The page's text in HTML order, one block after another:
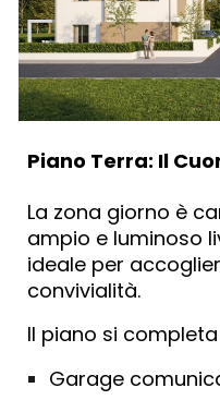
Piano Terra: Il
La zona giorno è
ampio e luminoso
ideale per
convivialità.
Il piano si
Garage